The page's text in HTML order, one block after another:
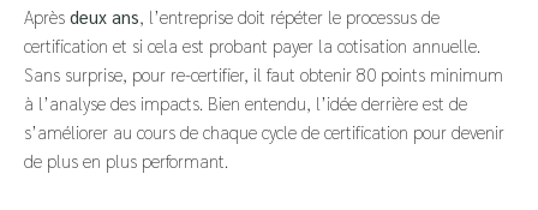
Après deux ans , l’entreprise doit répéter le processus de
certification et si cela est probant payer la cotisation annuelle.
Sans surprise, pour re-certifier, il faut obtenir 80 points minimum
à l’analyse des impacts. Bien entendu, l’idée derrière est de
s’améliorer au cours de chaque cycle de certification pour devenir
de plus en plus performant.